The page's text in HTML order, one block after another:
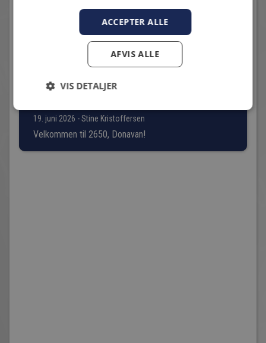
19. juni 2026 - Stine Kristoffersen
Velkommen til 2650, Donavan!
ACCEPTER ALLE
AFVIS ALLE
VIS DETALJER